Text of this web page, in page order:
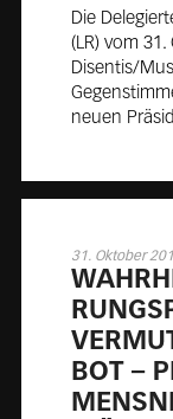
Die
(LR) vom
Disentis/
neuen
31. Oktober
BOT –